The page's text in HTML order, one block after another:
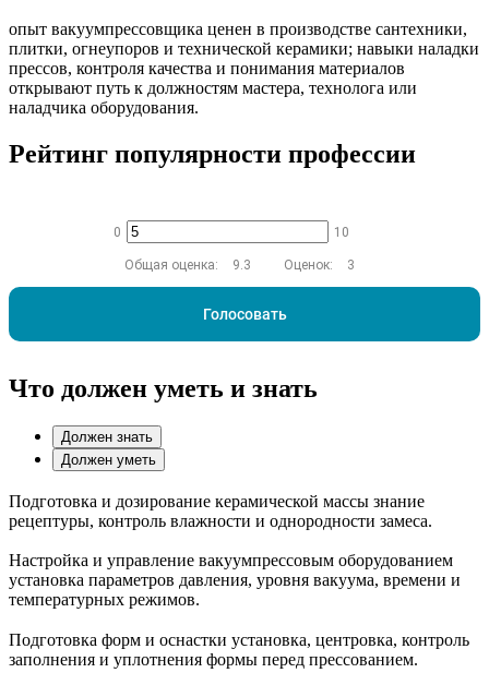
опыт вакуумпрессовщика ценен в производстве сантехники,
плитки, огнеупоров и технической керамики; навыки наладки
прессов, контроля качества и понимания материалов
открывают путь к должностям мастера, технолога или
наладчика оборудования.
Рейтинг популярности профессии
0 10
Общая оценка: 9.3 Оценок: 3
Голосовать
Что должен уметь и знать
Должен знать
Должен уметь
Подготовка и дозирование керамической массы знание
рецептуры, контроль влажности и однородности замеса.
Настройка и управление вакуумпрессовым оборудованием
установка параметров давления, уровня вакуума, времени и
температурных режимов.
Подготовка форм и оснастки установка, центровка, контроль
заполнения и уплотнения формы перед прессованием.